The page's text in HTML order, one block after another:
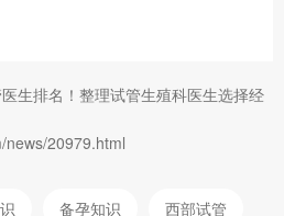
生排名！整理试管生殖科医生选择经
news/20979.html
备孕知识 西部试管